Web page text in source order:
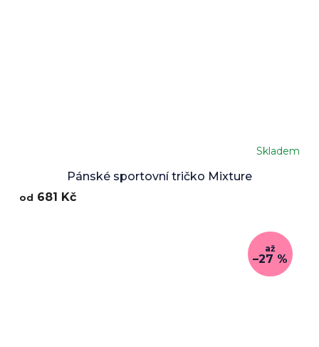
Pánské sportovní tričko Mixture
Skladem
od 681 Kč
až
–27 %